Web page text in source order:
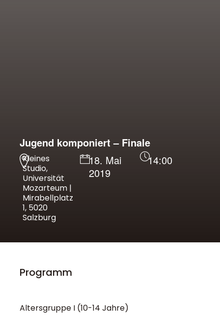
Jugend komponiert – Finale
Kleines
Studio,
Universität
Mozarteum |
Mirabellplatz
1, 5020
Salzburg
18. Mai
2019
14:00
Programm
Altersgruppe I (10-14 Jahre)